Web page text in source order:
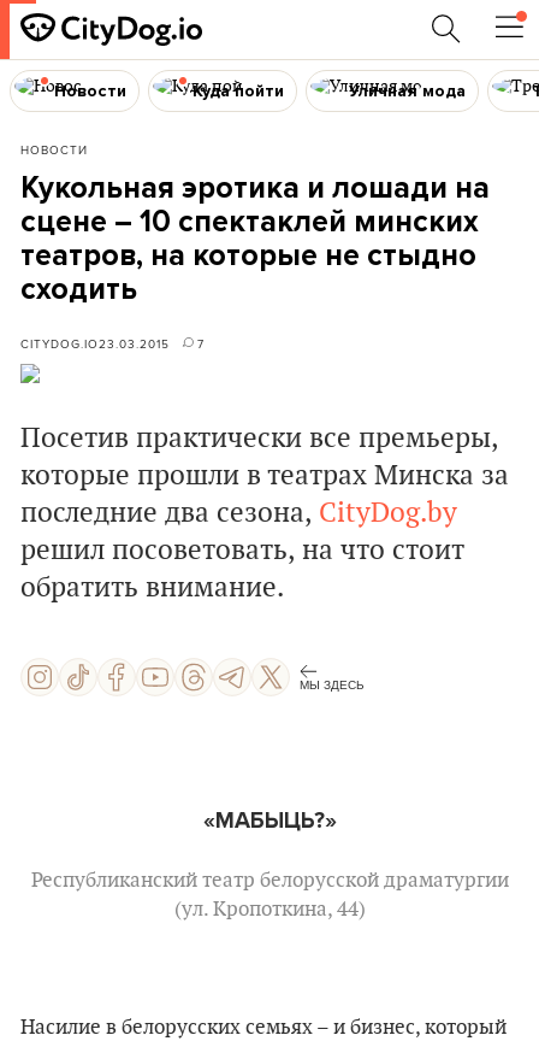
Новости Куда пойти Уличная мода
НОВОСТИ
Кукольная эротика и лошади на
сцене – 10 спектаклей минских
театров, на которые не стыдно
сходить
CITYDOG.IO23.03.2015 7
Посетив практически все премьеры,
которые прошли в театрах Минска за
последние два сезона, CityDog.by
решил посоветовать, на что стоит
обратить внимание.
МЫ ЗДЕСЬ
«МАБЫЦЬ?»
Республиканский театр белорусской драматургии
(ул. Кропоткина, 44)
Насилие в белорусских семьях – и бизнес, который